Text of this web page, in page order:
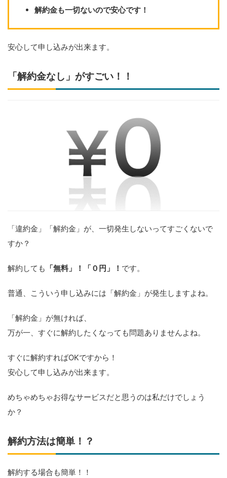
解約金も一切ないので安心です！
安心して申し込みが出来ます。
「解約金なし」がすごい！！
「違約金」「解約金」が、一切発生しないってすごくないで
すか？
解約しても 「無料」！「０円」！ です。
普通、こういう申し込みには「解約金」が発生しますよね。
「解約金」が無ければ、
万が一、すぐに解約したくなっても問題ありませんよね。
すぐに解約すればOKですから！
安心して申し込みが出来ます。
めちゃめちゃお得なサービスだと思うのは私だけでしょう
か？
解約方法は簡単！？
解約する場合も簡単！！